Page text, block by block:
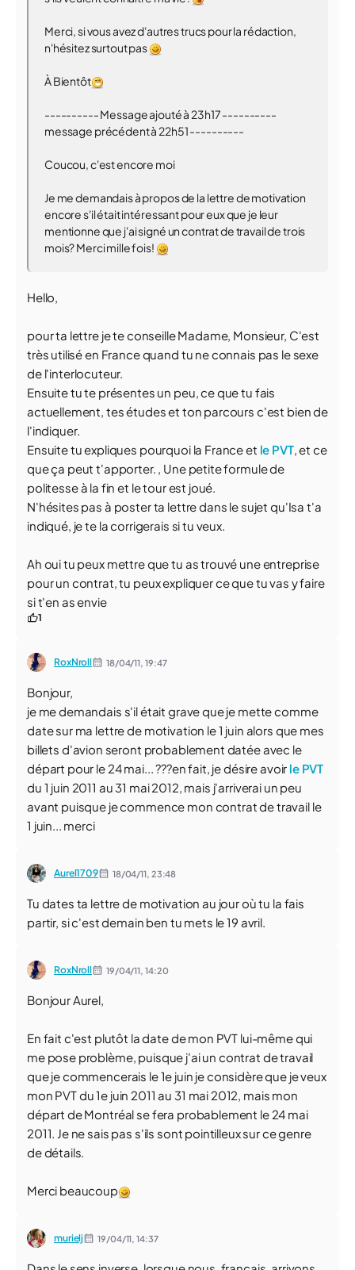
Merci, si vous avez d'autres trucs pour la rédaction,
n'hésitez surtout pas
À Bientôt
---------- Message ajouté à 23h17 ----------
message précédent à 22h51 ----------
Coucou, c'est encore moi
Je me demandais à propos de la lettre de motivation
encore s'il était intéressant pour eux que je leur
mentionne que j'ai signé un contrat de travail de trois
mois? Merci mille fois!
Hello,
pour ta lettre je te conseille Madame, Monsieur, C'est
très utilisé en France quand tu ne connais pas le sexe
de l'interlocuteur.
Ensuite tu te présentes un peu, ce que tu fais
actuellement, tes études et ton parcours c'est bien de
l'indiquer.
Ensuite tu expliques pourquoi la France et le PVT, et ce
que ça peut t'apporter. , Une petite formule de
politesse à la fin et le tour est joué.
N'hésites pas à poster ta lettre dans le sujet qu'Isa t'a
indiqué, je te la corrigerais si tu veux.
Ah oui tu peux mettre que tu as trouvé une entreprise
pour un contrat, tu peux expliquer ce que tu vas y faire
si t'en as envie
1
RoxNroll 18/04/11, 19:47
Bonjour,
je me demandais s'il était grave que je mette comme
date sur ma lettre de motivation le 1 juin alors que mes
billets d'avion seront probablement datée avec le
départ pour le 24 mai... ???en fait, je désire avoir le PVT
du 1 juin 2011 au 31 mai 2012, mais j'arriverai un peu
avant puisque je commence mon contrat de travail le
1 juin... merci
Aurel1709 18/04/11, 23:48
Tu dates ta lettre de motivation au jour où tu la fais
partir, si c'est demain ben tu mets le 19 avril.
RoxNroll 19/04/11, 14:20
Bonjour Aurel,
En fait c'est plutôt la date de mon PVT lui-même qui
me pose problème, puisque j'ai un contrat de travail
que je commencerais le 1e juin je considère que je veux
mon PVT du 1e juin 2011 au 31 mai 2012, mais mon
départ de Montréal se fera probablement le 24 mai
2011. Je ne sais pas s'ils sont pointilleux sur ce genre
de détails.
Merci beaucoup
murielj 19/04/11,14:37